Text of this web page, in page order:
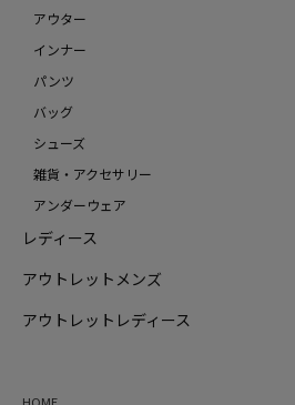
アウター
インナー
パンツ
バッグ
シューズ
雑貨・アクセサリー
アンダーウェア
レディース
アウトレットメンズ
アウトレットレディース